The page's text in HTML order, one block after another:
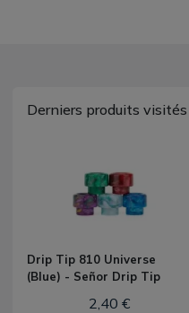
Derniers produits visités
Drip Tip 810 Universe
(Blue) - Señor Drip Tip
2,40 €